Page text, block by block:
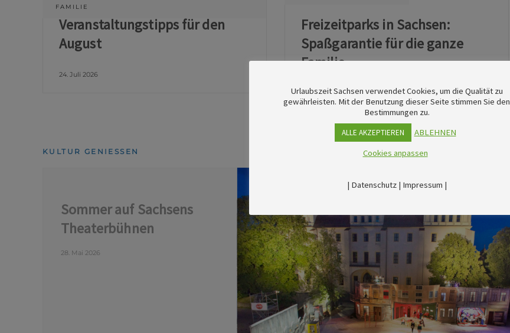
FAMILIE
Veranstaltungstipps für den
August
24. Juli 2026
Freizeitparks in Sachsen:
Spaßgarantie für die ganze
Familie
11. Juni 2026
KULTUR GENIESSEN
Sommer auf Sachsens
Theaterbühnen
28. Mai 2026
Urlaubszeit Sachsen verwendet Cookies, um die Qualität zu
gewährleisten. Mit der Benutzung dieser Seite stimmen Sie den
Bestimmungen zu.
ALLE AKZEPTIEREN
ABLEHNEN
Cookies anpassen
| Datenschutz| Impressum |